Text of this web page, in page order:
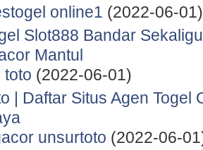
online1 (2022-06-01)
Slot888 Bandar
Mantul
toto (2022-06-01)
| Daftar Situs Agen Togel
unsurtoto (2022-06-